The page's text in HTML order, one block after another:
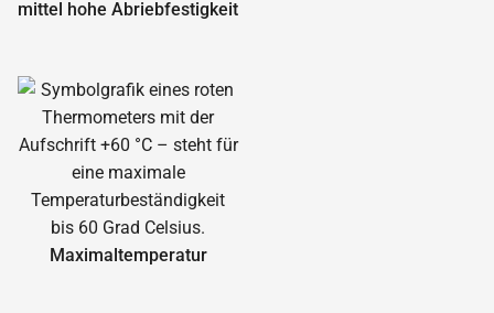
mittel hohe Abrieb­festigkeit
Maximal­temperatur